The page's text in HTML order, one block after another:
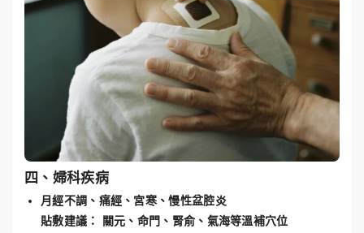
四、婦科疾病
月經不調、痛經、宮寒、慢性盆腔炎
貼敷建議：
關元、命門、腎俞、氣海等溫補穴位